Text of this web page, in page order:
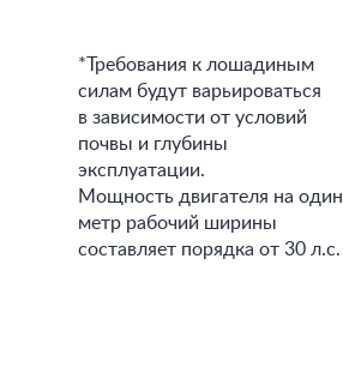
*Требования к лошадиным
силам будут варьироваться
в зависимости от условий
почвы и глубины
эксплуатации.
Мощность двигателя на один
метр рабочий ширины
составляет порядка от 30 л.с.